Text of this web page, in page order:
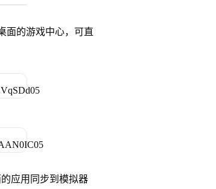
面的游戏中心，可直
应用同步到模拟器